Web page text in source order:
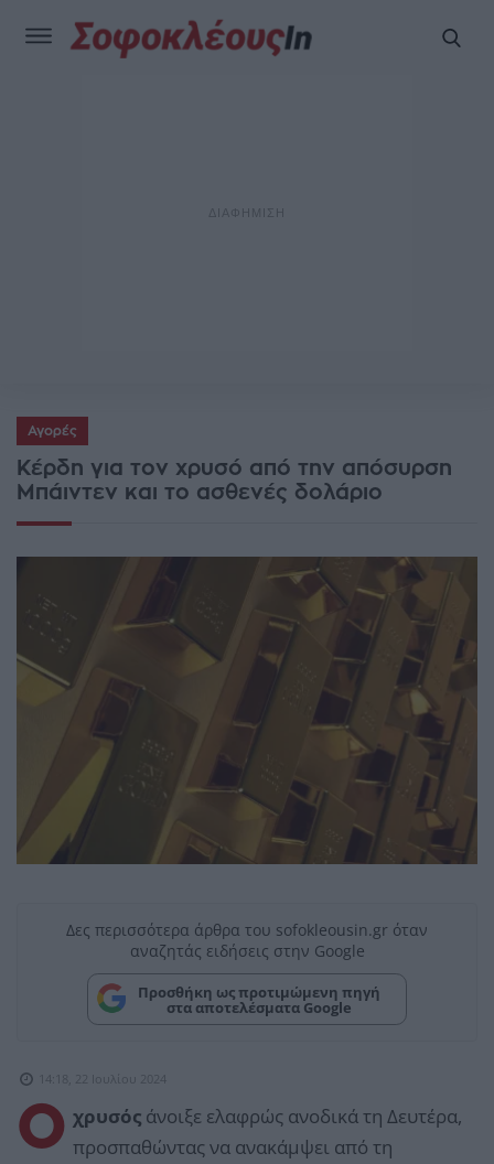
Αγορές
Κέρδη για τον χρυσό από την απόσυρση
Μπάιντεν και το ασθενές δολάριο
Δες περισσότερα άρθρα του sofokleousin.gr όταν
αναζητάς ειδήσεις στην Google
Προσθήκη ως προτιμώμενη πηγή
στα αποτελέσματα Google
14:18, 22 Ιουλίου 2024
Ο χρυσός άνοιξε ελαφρώς ανοδικά τη Δευτέρα,
προσπαθώντας να ανακάμψει από τη